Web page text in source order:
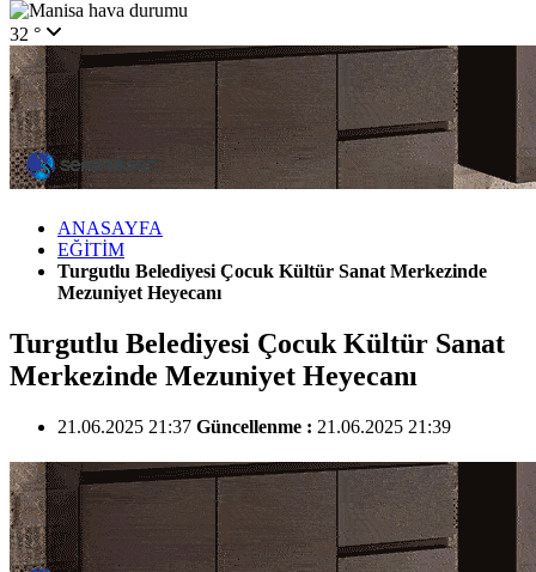
32 °
ANASAYFA
EĞİTİM
Turgutlu Belediyesi Çocuk Kültür Sanat Merkezinde
Mezuniyet Heyecanı
Turgutlu Belediyesi Çocuk Kültür Sanat
Merkezinde Mezuniyet Heyecanı
21.06.2025 21:37 Güncellenme : 21.06.2025 21:39